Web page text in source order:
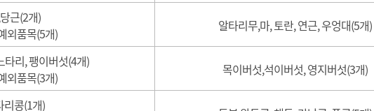
근(2개)
외품목(5개)
알타리무,마, 토란, 연근, 우엉대(5개)
타리, 팽이버섯(4개)
외품목(3개)
목이버섯,석이버섯, 영지버섯(3개)
리콩(1개)